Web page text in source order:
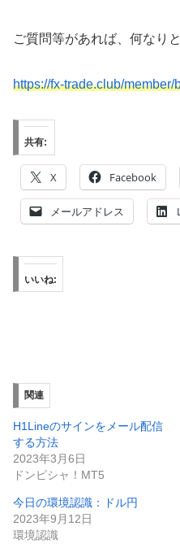
ご質問等があれば、何な
https://fx-trade.club/member/
共有:
X Facebook
メールアドレス
いいね:
関連
H1Lineのサインをメール配信
する方法
2023年3月6日
ドンピシャ！MT5
今日の環境認識：ドル円
2023年9月12日
環境認識